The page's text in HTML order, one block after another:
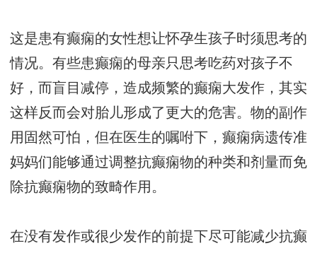
这是患有癫痫的女性想让怀孕生孩子时须思考的
情况。有些患癫痫的母亲只思考吃药对孩子不
好，而盲目减停，造成频繁的癫痫大发作，其实
这样反而会对胎儿形成了更大的危害。物的副作
用固然可怕，但在医生的嘱咐下，癫痫病遗传准
妈妈们能够通过调整抗癫痫物的种类和剂量而免
除抗癫痫物的致畸作用。
在没有发作或很少发作的前提下尽可能减少抗癫